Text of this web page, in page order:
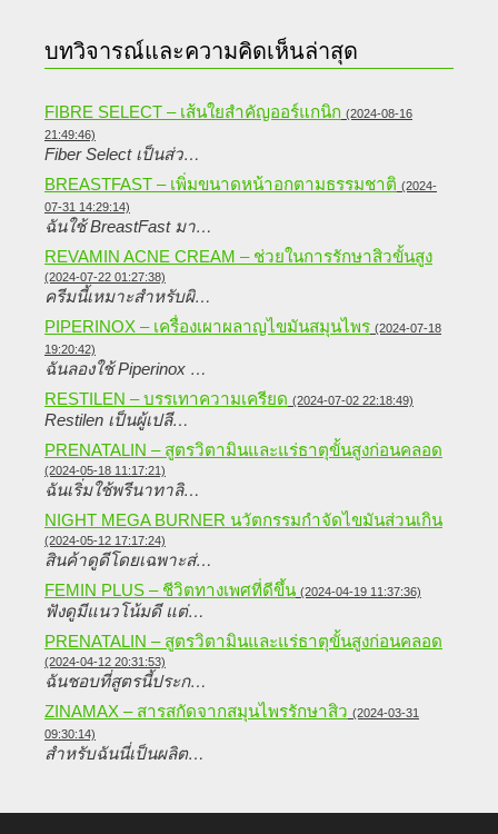
บทวิจารณ์และความคิดเห็นล่าสุด
FIBRE SELECT – เส้นใยสำคัญออร์แกนิก (2024-08-16
21:49:46)
Fiber Select เป็นส่ว…
BREASTFAST – เพิ่มขนาดหน้าอกตามธรรมชาติ (2024-
07-31 14:29:14)
ฉันใช้ BreastFast มา…
REVAMIN ACNE CREAM – ช่วยในการรักษาสิวขั้นสูง
(2024-07-22 01:27:38)
ครีมนี้เหมาะสำหรับผิ…
PIPERINOX – เครื่องเผาผลาญไขมันสมุนไพร (2024-07-18
19:20:42)
ฉันลองใช้ Piperinox …
RESTILEN – บรรเทาความเครียด (2024-07-02 22:18:49)
Restilen เป็นผู้เปลี…
PRENATALIN – สูตรวิตามินและแร่ธาตุขั้นสูงก่อนคลอด
(2024-05-18 11:17:21)
ฉันเริ่มใช้พรีนาทาลิ…
NIGHT MEGA BURNER นวัตกรรมกำจัดไขมันส่วนเกิน
(2024-05-12 17:17:24)
สินค้าดูดีโดยเฉพาะส่…
FEMIN PLUS – ชีวิตทางเพศที่ดีขึ้น (2024-04-19 11:37:36)
ฟังดูมีแนวโน้มดี แต่…
PRENATALIN – สูตรวิตามินและแร่ธาตุขั้นสูงก่อนคลอด
(2024-04-12 20:31:53)
ฉันชอบที่สูตรนี้ประก…
ZINAMAX – สารสกัดจากสมุนไพรรักษาสิว (2024-03-31
09:30:14)
สำหรับฉันนี่เป็นผลิต…